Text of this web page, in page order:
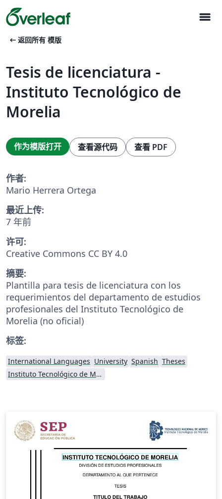
menu
arrow_left_alt 返回所有 模版
Tesis de licenciatura -
Instituto Tecnológico de
Morelia
作为模版打开 查看源代码 查看 PDF
作者:
Mario Herrera Ortega
最近上传:
7 年前
许可:
Creative Commons CC BY 4.0
摘要:
Plantilla para tesis de licenciatura con los
requerimientos del departamento de estudios
profesionales del Instituto Tecnológico de
Morelia (no oficial)
标签:
International Languages University Spanish Theses
Instituto Tecnológico de Morelia